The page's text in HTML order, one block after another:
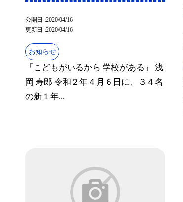
公開日
2020/04/16
更新日
2020/04/16
お知らせ
「こどもがいるから 学校がある」 浅
岡 寿郎 令和２年４月６日に、３４名
の新１年...